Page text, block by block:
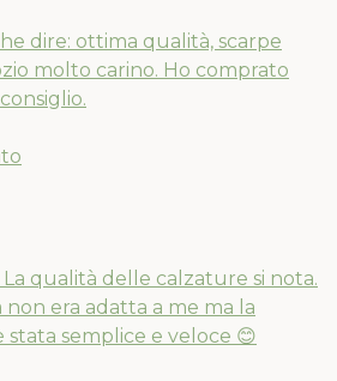
dire: ottima qualità, scarpe
molto carino. Ho comprato
qualità delle calzature si nota.
era adatta a me ma la
stata semplice e veloce 😊